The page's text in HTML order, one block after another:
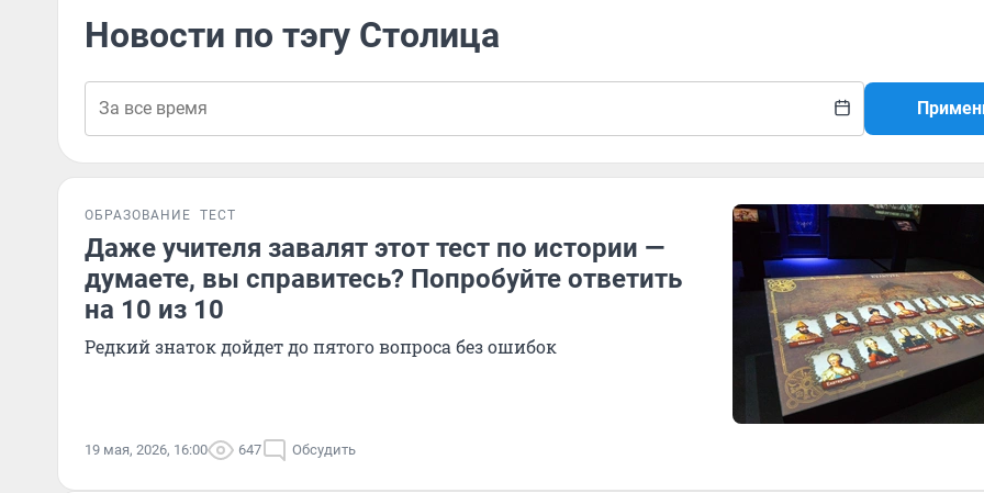
Новости по тэгу Столица
ОБРАЗОВАНИЕ ТЕСТ
Даже учителя завалят этот тест по истории —
думаете, вы справитесь? Попробуйте ответить
на 10 из 10
Редкий знаток дойдет до пятого вопроса без ошибок
19 мая, 2026, 16:00 647 Обсудить